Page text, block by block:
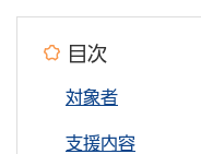
目次
対象者
支援内容